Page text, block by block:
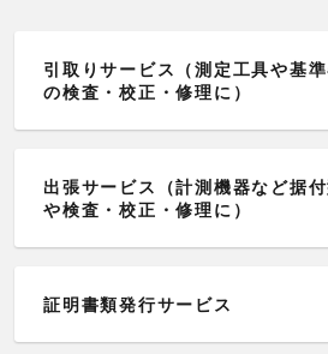
引取りサービス（測定工具や基
の検査・校正・修理に）
出張サービス（計測機器など据
や検査・校正・修理に）
証明書類発行サービス